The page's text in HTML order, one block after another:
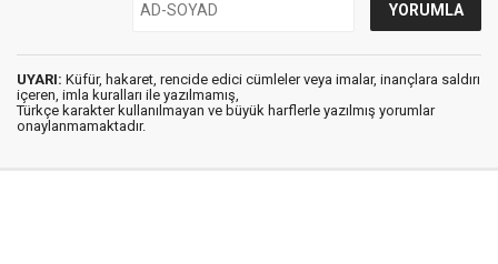
UYARI: Küfür, hakaret, rencide edici cümleler veya imalar, inançlara saldırı
içeren, imla kuralları ile yazılmamış,
Türkçe karakter kullanılmayan ve büyük harflerle yazılmış yorumlar
onaylanmamaktadır.